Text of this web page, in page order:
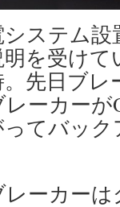
ステム
を受け
先日ブ
ーカーが
てバッ
ーカー